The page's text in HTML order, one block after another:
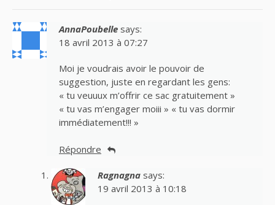
AnnaPoubelle says:
18 avril 2013 à 07:27
Moi je voudrais avoir le pouvoir de
suggestion, juste en regardant les gens:
« tu veuuux m’offrir ce sac gratuitement »
« tu vas m’engager moiii » « tu vas dormir
immédiatement!!! »
Répondre
Ragnagna says:
19 avril 2013 à 10:18